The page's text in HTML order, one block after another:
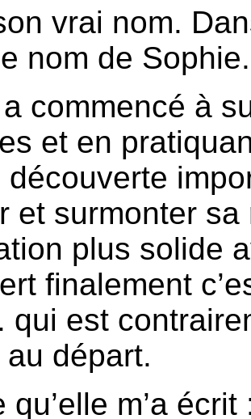
vrai nom.
nom de Sophie.
commencé à
et en
et surmonter
plus solide
finalement
qui est
départ.
qu’elle m’a écrit